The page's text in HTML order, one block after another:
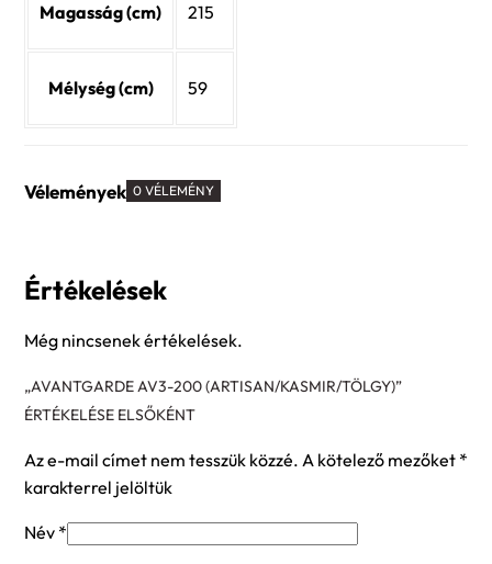
Magasság (cm) 215
Mélység (cm) 59
Vélemények 0 VÉLEMÉNY
Értékelések
Még nincsenek értékelések.
„AVANTGARDE AV3-200 (ARTISAN/KASMIR/TÖLGY)”
ÉRTÉKELÉSE ELSŐKÉNT
Az e-mail címet nem tesszük közzé. A kötelező mezőket *
karakterrel jelöltük
Név *